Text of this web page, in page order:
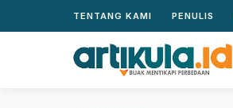
TENTANG KAMI PENULIS